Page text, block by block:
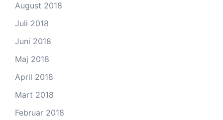
August 2018
Juli 2018
Juni 2018
Maj 2018
April 2018
Mart 2018
Februar 2018